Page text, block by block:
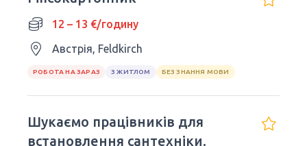
12 – 13 €/годину
Австрія, Feldkirch
РОБОТА НА ЗАРАЗ З ЖИТЛОМ БЕЗ ЗНАННЯ МОВИ
Шукаємо працівників для
встановлення сантехніки.